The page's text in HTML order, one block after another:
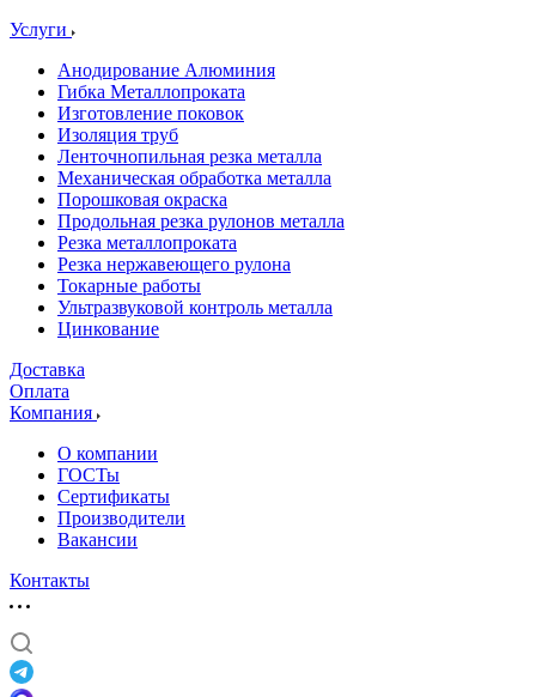
Услуги
Анодирование Алюминия
Гибка Металлопроката
Изготовление поковок
Изоляция труб
Ленточнопильная резка металла
Механическая обработка металла
Порошковая окраска
Продольная резка рулонов металла
Резка металлопроката
Резка нержавеющего рулона
Токарные работы
Ультразвуковой контроль металла
Цинкование
Доставка
Оплата
Компания
О компании
ГОСТы
Сертификаты
Производители
Вакансии
Контакты